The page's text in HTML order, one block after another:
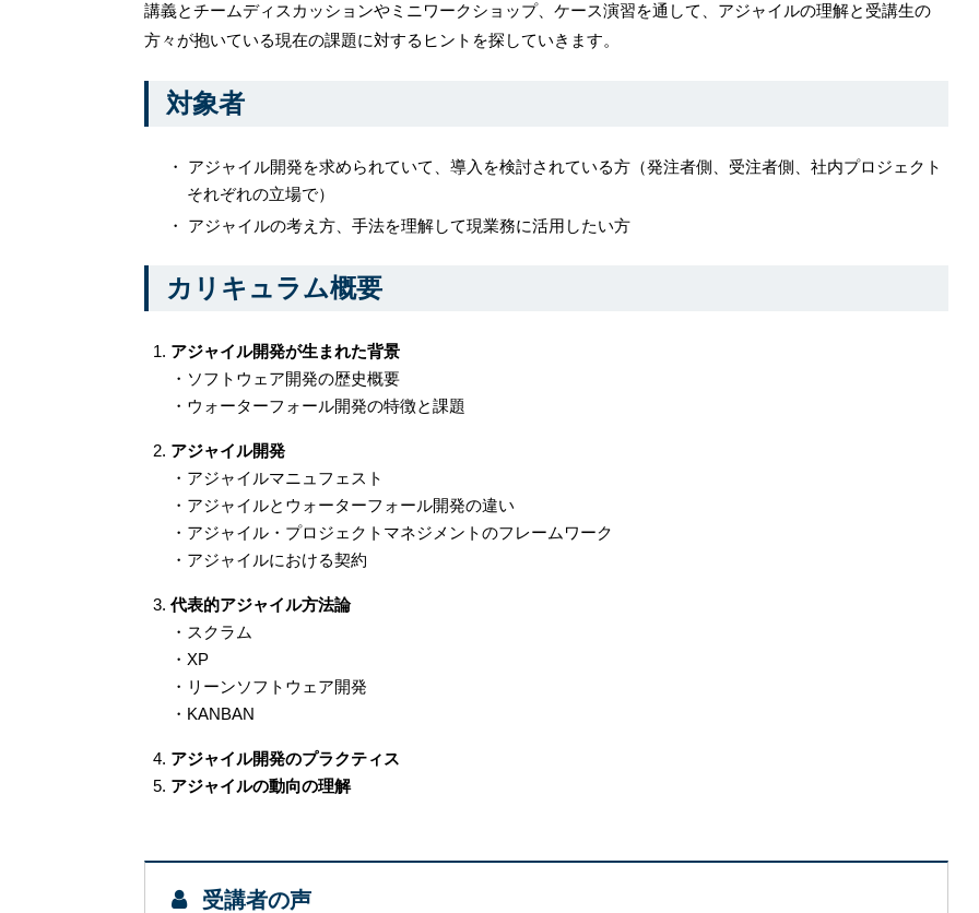
講義とチームディスカッションやミニワークショップ、ケース演習を通して、アジャイルの理解と受講生の
方々が抱いている現在の課題に対するヒントを探していきます。
対象者
アジャイル開発を求められていて、導入を検討されている方 （発注者側、受注者側、社内プロジェクト
それぞれの立場で）
アジャイルの考え方、手法を理解して現業務に活用したい方
カリキュラム概要
アジャイル開発が生まれた背景
・ソフトウェア開発の歴史概要
・ウォーターフォール開発の特徴と課題
アジャイル開発
・アジャイルマニュフェスト
・アジャイルとウォーターフォール開発の違い
・アジャイル・プロジェクトマネジメントのフレームワーク
・アジャイルにおける契約
代表的アジャイル方法論
・スクラム
・XP
・リーンソフトウェア開発
・KANBAN
アジャイル開発のプラクティス
アジャイルの動向の理解
受講者の声